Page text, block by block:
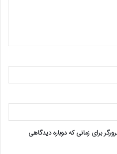
برای زمانی که دوباره دیدگاهی